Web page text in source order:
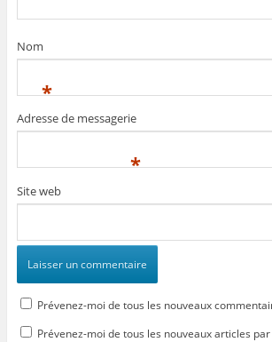
Nom
*
Adresse de messagerie
*
Site web
Prévenez-moi de tous les nouveaux
Prévenez-moi de tous les nouveaux articles